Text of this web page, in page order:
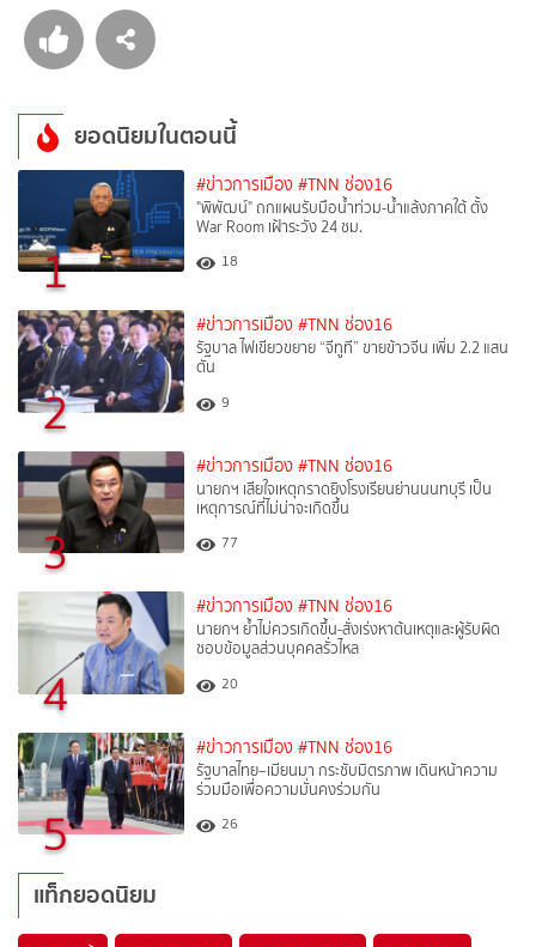
ยอดนิยมในตอนนี้
1
#ข่าวการเมือง #TNN ช่อง16
"พิพัฒน์" ถกแผนรับมือน้ำท่วม-น้ำแล้งภาคใต้ ตั้ง
War Room เฝ้าระวัง 24 ชม.
18
2
#ข่าวการเมือง #TNN ช่อง16
รัฐบาล ไฟเขียวขยาย “จีทูที” ขายข้าวจีน เพิ่ม 2.2 แสน
ตัน
9
3
#ข่าวการเมือง #TNN ช่อง16
นายกฯ เสียใจเหตุกราดยิงโรงเรียนย่านนนทบุรี เป็น
เหตุการณ์ที่ไม่น่าจะเกิดขึ้น
77
4
#ข่าวการเมือง #TNN ช่อง16
นายกฯ ย้ำไม่ควรเกิดขึ้น-สั่งเร่งหาต้นเหตุและผู้รับผิด
ชอบข้อมูลส่วนบุคคลรั่วไหล
20
5
#ข่าวการเมือง #TNN ช่อง16
รัฐบาลไทย–เมียนมา กระชับมิตรภาพ เดินหน้าความ
ร่วมมือเพื่อความมั่นคงร่วมกัน
26
แท็กยอดนิยม